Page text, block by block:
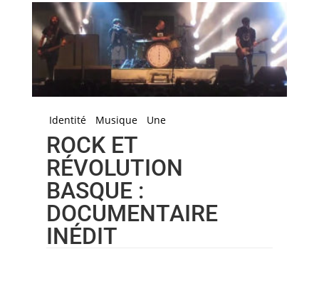
Identité Musique Une
ROCK ET
RÉVOLUTION
BASQUE :
DOCUMENTAIRE
INÉDIT